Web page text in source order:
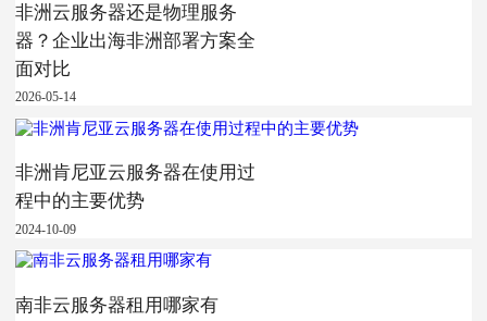
非洲云服务器还是物理服务
器？企业出海非洲部署方案全
面对比
2026-05-14
非洲肯尼亚云服务器在使用过
程中的主要优势
2024-10-09
南非云服务器租用哪家有